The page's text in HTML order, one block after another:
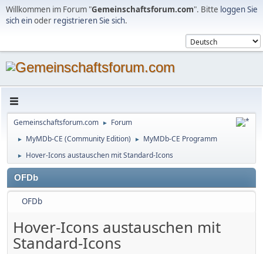
Willkommen im Forum "Gemeinschaftsforum.com". Bitte loggen Sie
sich einoder registrieren Sie sich.
Gemeinschaftsforum.com ► Forum
► MyMDb-CE (Community Edition) ► MyMDb-CE Programm
► Hover-Icons austauschen mit Standard-Icons
OFDb
OFDb
Hover-Icons austauschen mit
Standard-Icons